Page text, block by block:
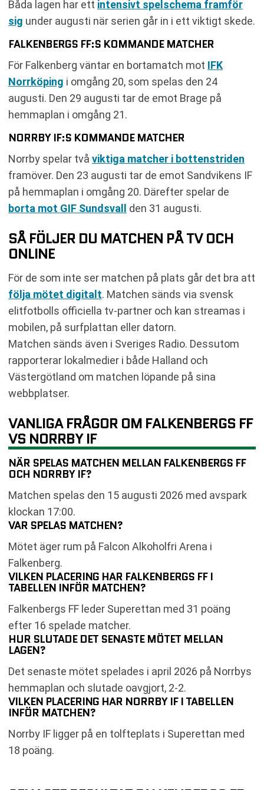
Båda lagen har ett intensivt spelschema framför
sig under augusti när serien går in i ett viktigt skede.
FALKENBERGS FF:S KOMMANDE MATCHER
För Falkenberg väntar en bortamatch mot IFK
Norrköping i omgång 20, som spelas den 24
augusti. Den 29 augusti tar de emot Brage på
hemmaplan i omgång 21.
NORRBY IF:S KOMMANDE MATCHER
Norrby spelar två viktiga matcher i bottenstriden
framöver. Den 23 augusti tar de emot Sandvikens IF
på hemmaplan i omgång 20. Därefter spelar de
borta mot GIF Sundsvall den 31 augusti.
SÅ FÖLJER DU MATCHEN PÅ TV OCH
ONLINE
För de som inte ser matchen på plats går det bra att
följa mötet digitalt. Matchen sänds via svensk
elitfotbolls officiella tv-partner och kan streamas i
mobilen, på surfplattan eller datorn.
Matchen sänds även i Sveriges Radio. Dessutom
rapporterar lokalmedier i både Halland och
Västergötland om matchen löpande på sina
webbplatser.
VANLIGA FRÅGOR OM FALKENBERGS FF
VS NORRBY IF
NÄR SPELAS MATCHEN MELLAN FALKENBERGS FF
OCH NORRBY IF?
Matchen spelas den 15 augusti 2026 med avspark
klockan 17:00.
VAR SPELAS MATCHEN?
Mötet äger rum på Falcon Alkoholfri Arena i
Falkenberg.
VILKEN PLACERING HAR FALKENBERGS FF I
TABELLEN INFÖR MATCHEN?
Falkenbergs FF leder Superettan med 31 poäng
efter 16 spelade matcher.
HUR SLUTADE DET SENASTE MÖTET MELLAN
LAGEN?
Det senaste mötet spelades i april 2026 på Norrbys
hemmaplan och slutade oavgjort, 2-2.
VILKEN PLACERING HAR NORRBY IF I TABELLEN
INFÖR MATCHEN?
Norrby IF ligger på en tolfteplats i Superettan med
18 poäng.